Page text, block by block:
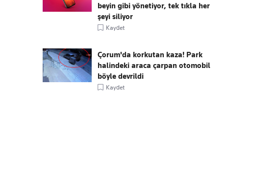
beyin gibi yönetiyor, tek tıkla her
şeyi siliyor
Kaydet
Çorum'da korkutan kaza! Park
halindeki araca çarpan otomobil
böyle devrildi
Kaydet